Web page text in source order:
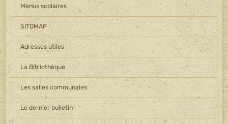
Menus scolaires
SITOMAP
Adresses utiles
La Bibliothèque
Les salles communales
Le dernier bulletin